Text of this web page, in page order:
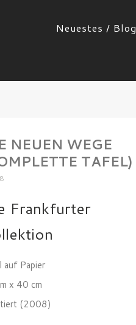
Neuestes / Blog
NEUEN WEGE
TAFEL)
Frankfurter
auf Papier
x 40 cm
(2008)